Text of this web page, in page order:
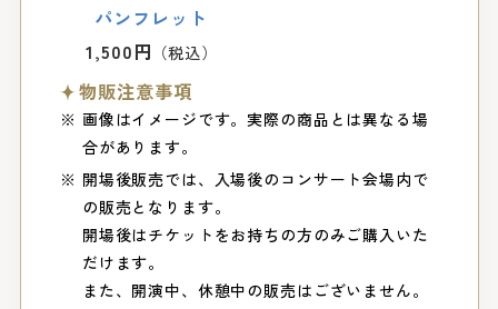
パンフレット
1,500円
物販注意事項
画像はイメージです。実際の商品とは異なる場
合があります。
開場後販売では、入場後のコンサート会場内で
の販売となります。
開場後はチケットをお持ちの方のみご購入いた
だけます。
また、開演中、休憩中の販売はございません。